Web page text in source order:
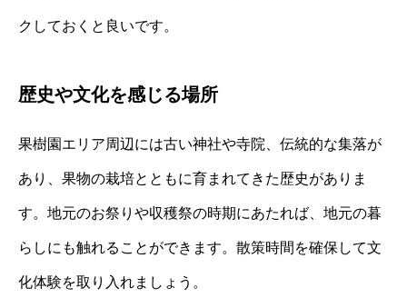
クしておくと良いです。
歴史や文化を感じる場所
果樹園エリア周辺には古い神社や寺院、伝統的な集落が
あり、果物の栽培とともに育まれてきた歴史がありま
す。地元のお祭りや収穫祭の時期にあたれば、地元の暮
らしにも触れることができます。散策時間を確保して文
化体験を取り入れましょう。